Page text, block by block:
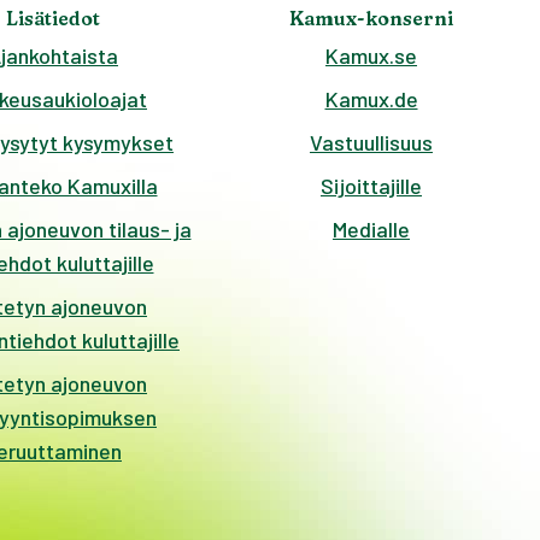
Lisätiedot
kysymykset
Kamuxilla
tilaus- ja
kuluttajille
ajoneuvon
kuluttajille
ajoneuvon
Kamux-konserni
Kamux.se
Kamux.de
Vastuullisuus
Sijoittajille
Medialle